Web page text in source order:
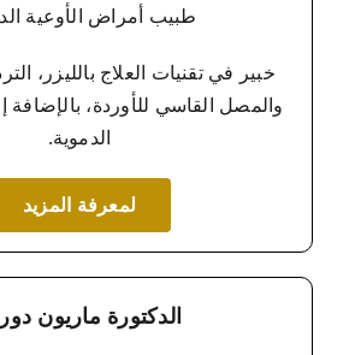
طبيب أمراض الأوعية
خبير في تقنيات العلاج بالليزر،
والمصل القاسي للأوردة، بالإضافة
الدموية.
لمعرفة المزيد
الدكتورة ماريون